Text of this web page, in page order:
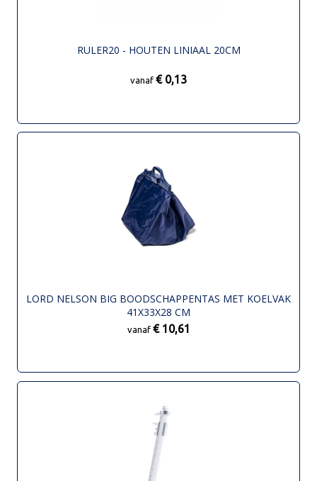
RULER20 - HOUTEN LINIAAL 20CM
vanaf € 0,13
LORD NELSON BIG BOODSCHAPPENTAS MET KOELVAK
41X33X28 CM
vanaf € 10,61